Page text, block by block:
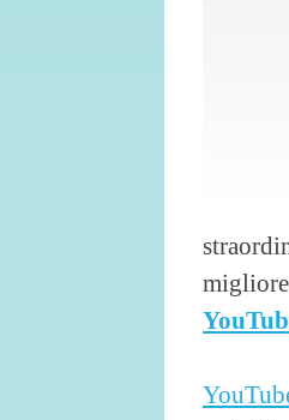
migliore